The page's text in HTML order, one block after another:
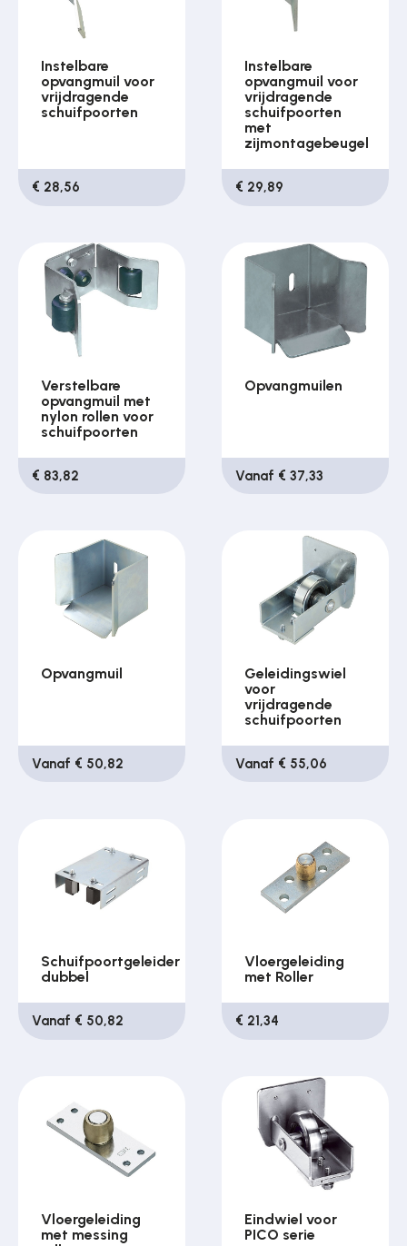
Instelbare
opvangmuil voor
vrijdragende
schuifpoorten
€ 28,56
Instelbare
opvangmuil voor
vrijdragende
schuifpoorten
met
zijmontagebeugel
€ 29,89
Verstelbare
opvangmuil met
nylon rollen voor
schuifpoorten
€ 83,82
Opvangmuilen
Vanaf € 37,33
Opvangmuil
Vanaf € 50,82
Geleidingswiel
voor
vrijdragende
schuifpoorten
Vanaf € 55,06
Schuifpoortgeleider
dubbel
Vanaf € 50,82
Vloergeleiding
met Roller
€ 21,34
Vloergeleiding
met messing
Eindwiel voor
PICO serie